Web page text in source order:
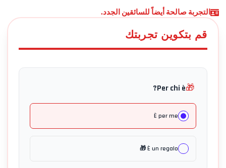
التجربة صالحة أيضاً للسائقين الجدد.
قم بتكوين تجربتك
🎁
Per chi è?
È per me
È un regalo 🎁